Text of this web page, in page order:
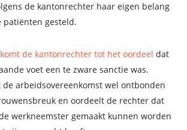
de kantonrechter haar eigen belang
patiënten gesteld.
komt de kantonrechter tot het oordeel dat
voet een te zware sanctie was.
arbeidsovereenkomst wel ontbonden
en oordeelt de rechter dat
werkneemster gemaakt kunnen worden